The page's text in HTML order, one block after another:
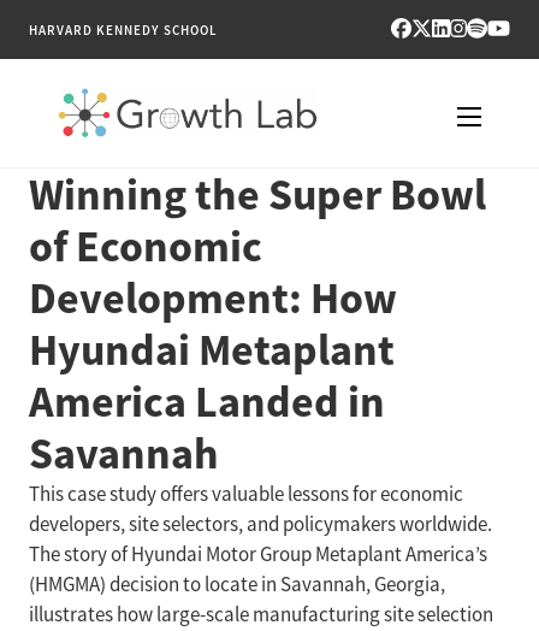
HARVARD KENNEDY SCHOOL
RESEARCH
TOOLS
PUBLICATIONS
ENGAGE
NEWS & MEDIA
ABOUT
Winning the Super Bowl
of Economic
Development: How
Hyundai Metaplant
America Landed in
Savannah
This case study offers valuable lessons for economic
developers, site selectors, and policymakers worldwide.
The story of Hyundai Motor Group Metaplant America’s
(HMGMA) decision to locate in Savannah, Georgia,
illustrates how large-scale manufacturing site selection